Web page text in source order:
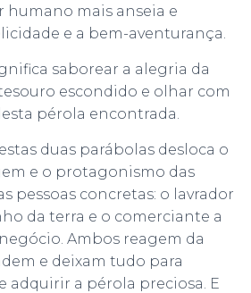
humano mais anseia e
e a bem-aventurança.
saborear a alegria da
escondido e olhar com
pérola encontrada.
duas parábolas desloca o
e o protagonismo das
pessoas concretas: o lavrador
da terra e o comerciante a
Ambos reagem da
e deixam tudo para
adquirir a pérola preciosa. E